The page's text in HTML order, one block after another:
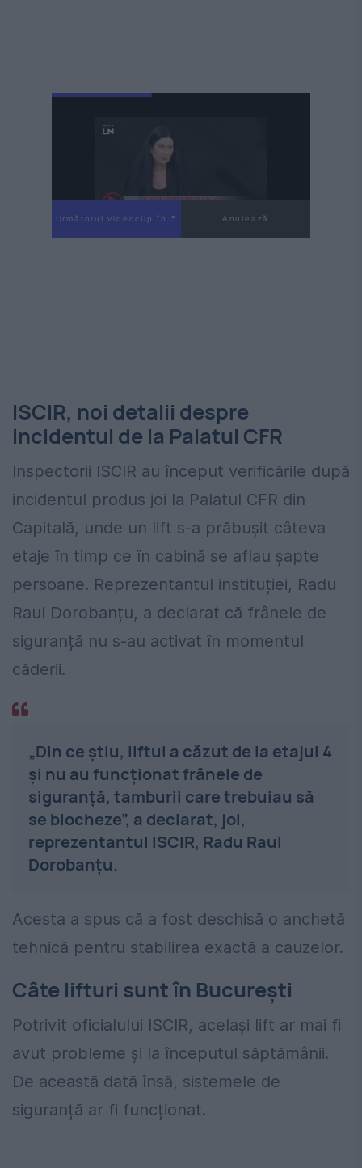
Următorul videoclip în 3 Anulează
ISCIR, noi detalii despre
incidentul de la Palatul CFR
Inspectorii ISCIR au început verificările după
incidentul produs joi la Palatul CFR din
Capitală, unde un lift s-a prăbușit câteva
etaje în timp ce în cabină se aflau șapte
persoane. Reprezentantul instituției, Radu
Raul Dorobanțu, a declarat că frânele de
siguranță nu s-au activat în momentul
căderii.
„Din ce ştiu, liftul a căzut de la etajul 4
şi nu au funcţionat frânele de
siguranţă, tamburii care trebuiau să
se blocheze”, a declarat, joi,
reprezentantul ISCIR, Radu Raul
Dorobanţu.
Acesta a spus că a fost deschisă o anchetă
tehnică pentru stabilirea exactă a cauzelor.
Câte lifturi sunt în București
Potrivit oficialului ISCIR, același lift ar mai fi
avut probleme și la începutul săptămânii.
De această dată însă, sistemele de
siguranță ar fi funcționat.